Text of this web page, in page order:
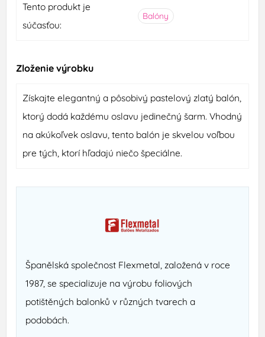
Tento produkt je
súčasťou:
Balóny
Zloženie výrobku
Získajte elegantný a pôsobivý pastelový zlatý balón,
ktorý dodá každému oslavu jedinečný šarm. Vhodný
na akúkoľvek oslavu, tento balón je skvelou voľbou
pre tých, ktorí hľadajú niečo špeciálne.
Španělská společnost Flexmetal, založená v roce
1987, se specializuje na výrobu foliových
potištěných balonků v různých tvarech a
podobách.